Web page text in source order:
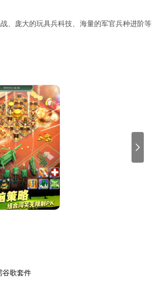
、庞大的玩具兵科技、海量的军官兵种进阶等
谷歌套件